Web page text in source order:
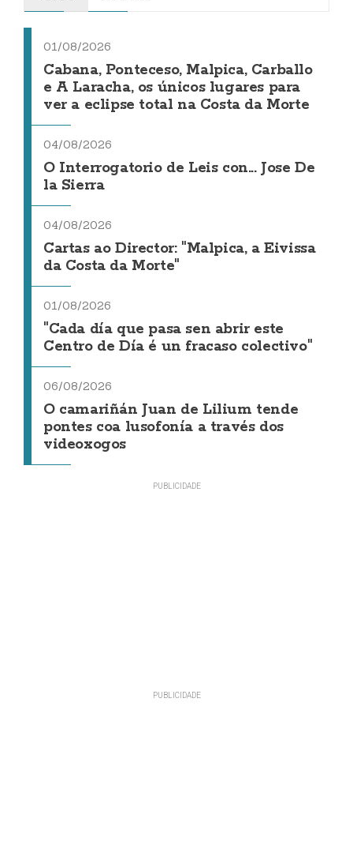
01/08/2026
Cabana, Ponteceso, Malpica, Carballo
e A Laracha, os únicos lugares para
ver a eclipse total na Costa da Morte
04/08/2026
O Interrogatorio de Leis con... Jose De
la Sierra
04/08/2026
Cartas ao Director: "Malpica, a Eivissa
da Costa da Morte"
01/08/2026
"Cada día que pasa sen abrir este
Centro de Día é un fracaso colectivo"
06/08/2026
O camariñán Juan de Lilium tende
pontes coa lusofonía a través dos
videoxogos